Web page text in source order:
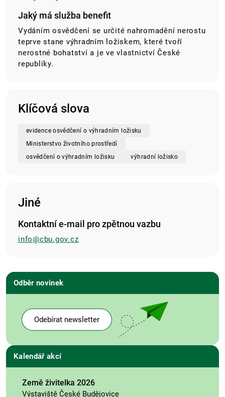
Jaký má služba benefit
Vydáním osvědčení se určité nahromadění nerostu
teprve stane výhradním ložiskem, které tvoří
nerostné bohatství a je ve vlastnictví České
republiky.
Klíčová slova
evidence osvědčení o výhradním ložisku
Ministerstvo životního prostředí
osvědčení o výhradním ložisku
výhradní ložisko
Jiné
Kontaktní e-mail pro zpětnou vazbu
info@cbu.gov.cz
Odběr novinek
Odebírat newsletter
Kalendář akcí
Země živitelka 2026
Výstaviště České Budějovice